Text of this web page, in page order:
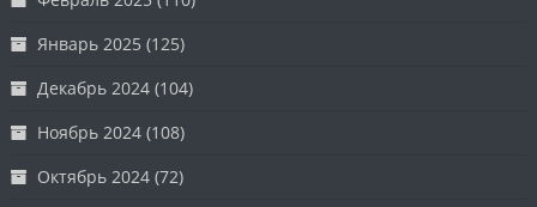
Январь 2025 (125)
Декабрь 2024 (104)
Ноябрь 2024 (108)
Октябрь 2024 (72)